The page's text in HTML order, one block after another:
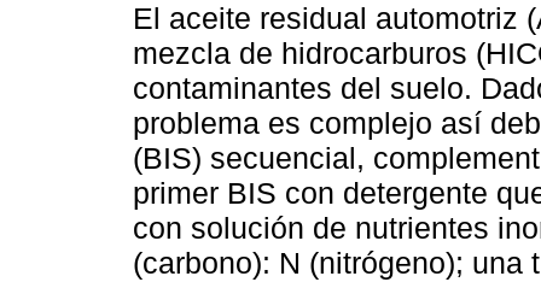
El aceite residual automotriz
mezcla de hidrocarburos
contaminantes del suelo.
problema es complejo así
(BIS) secuencial,
primer BIS con detergente
con solución de nutrientes
(carbono): N (nitrógeno); una